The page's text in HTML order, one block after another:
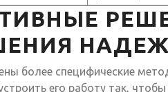
более специфические
его работу так,